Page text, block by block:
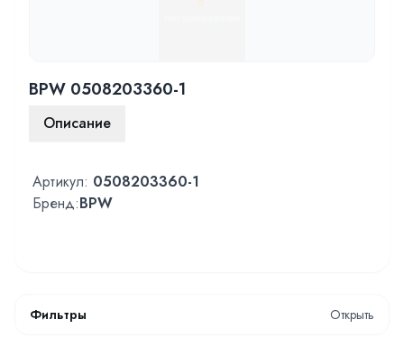
BPW 0508203360-1
Описание
Артикул: 0508203360-1
Бренд:BPW
Фильтры Открыть